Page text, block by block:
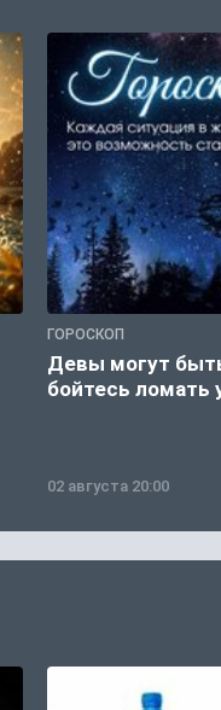
ГОРОСКОП
Девы могут
бойтесь ломать
02 августа 20:00